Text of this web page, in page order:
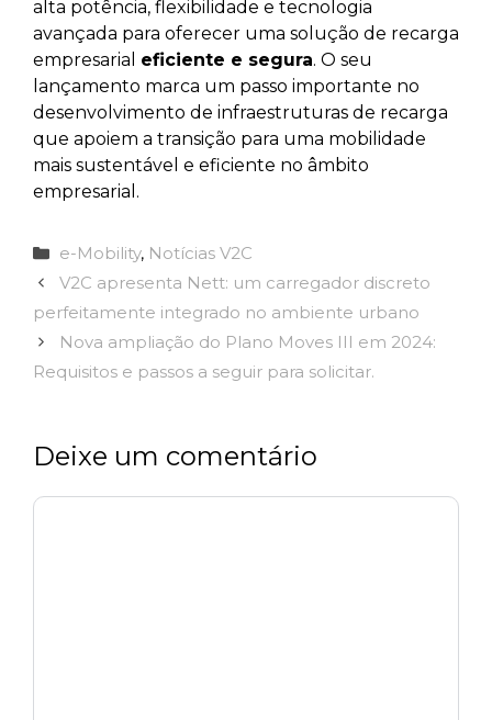
alta potência, flexibilidade e tecnologia
avançada para oferecer uma solução de recarga
empresarial eficiente e segura. O seu
lançamento marca um passo importante no
desenvolvimento de infraestruturas de recarga
que apoiem a transição para uma mobilidade
mais sustentável e eficiente no âmbito
empresarial.
Categorias
e-Mobility, Notícias V2C
V2C apresenta Nett: um carregador discreto
perfeitamente integrado no ambiente urbano
Nova ampliação do Plano Moves III em 2024:
Requisitos e passos a seguir para solicitar.
Deixe um comentário
Comentário
Nome
Email
Site